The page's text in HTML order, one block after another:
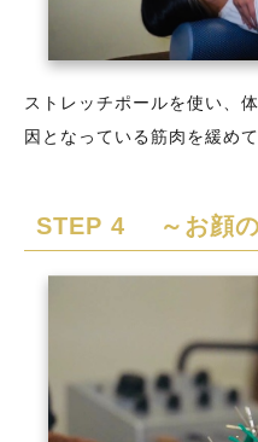
ストレッチポールを使い、
因となっている筋肉を緩め
STEP 4 ～お顔の